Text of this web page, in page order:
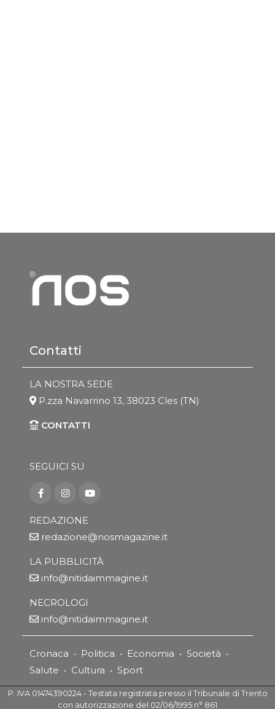
Contatti
LA NOSTRA SEDE
P.zza Navarrino 13, 38023 Cles (TN)
CONTATTI
SEGUICI SU
REDAZIONE
redazione@nosmagazine.it
LA PUBBLICITÀ
info@nitidaimmagine.it
NECROLOGI
info@nitidaimmagine.it
Cronaca • Politica • Economia • Società •
Salute • Cultura • Sport
P. IVA 01474390224 - Testata registrata presso il Tribunale di Trento
con autorizzazione del 02/06/1995 n° 861